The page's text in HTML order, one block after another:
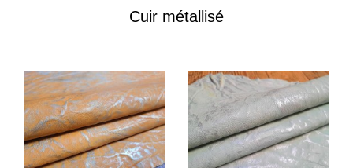
Cuir métallisé